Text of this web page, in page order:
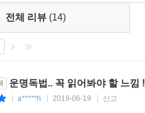
의 골재로 나무가 아닌 철재를
교란될 뿐 아니라 약화되기도
를 집 안 곳곳에 배치하거나 천
재물운과 사업운 등을 좋아지게
전체 리뷰 (14)
운명독법.. 꼭 읽어봐야 할 느낌
a*****h 2019-06-19 신고